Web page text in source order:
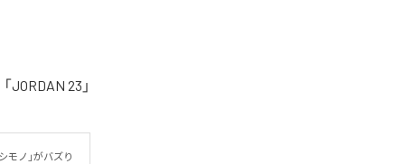
23」
モノ」がバズり